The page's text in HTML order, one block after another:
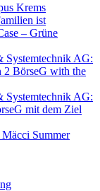
Krems
ist
– Grüne
Systemtechnik AG:
2 BörseG with the
Systemtechnik AG:
mit dem Ziel
Summer